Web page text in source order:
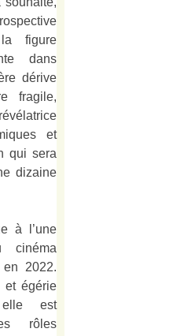
figure
dans
dérive
fragile,
et
qui sera
dizaine
à l’une
cinéma
2022.
et égérie
elle est
rôles